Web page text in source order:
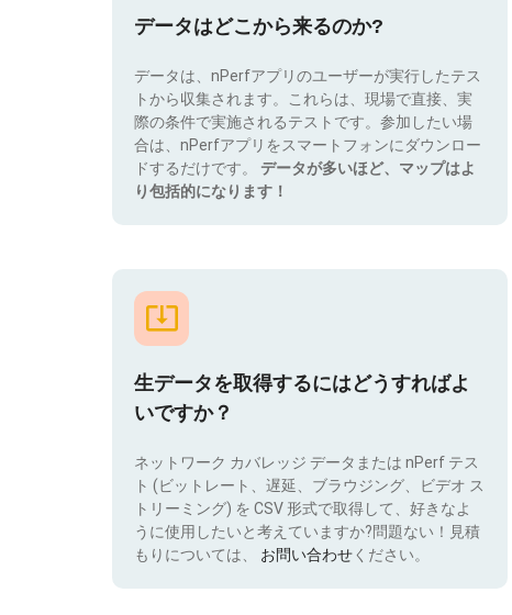
データはどこから来るのか?
データは、nPerfアプリのユーザーが実行したテス
トから収集されます。これらは、現場で直接、実
際の条件で実施されるテストです。参加したい場
合は、nPerfアプリをスマートフォンにダウンロー
ドするだけです。 データが多いほど、マップはよ
り包括的になります！
生データを取得するにはどうすればよ
いですか？
ネットワーク カバレッジ データまたは nPerf テス
ト (ビットレート、遅延、ブラウジング、ビデオ ス
トリーミング) を CSV 形式で取得して、好きなよ
うに使用したいと考えていますか?問題ない！見積
もりについては、 お問い合わせください。